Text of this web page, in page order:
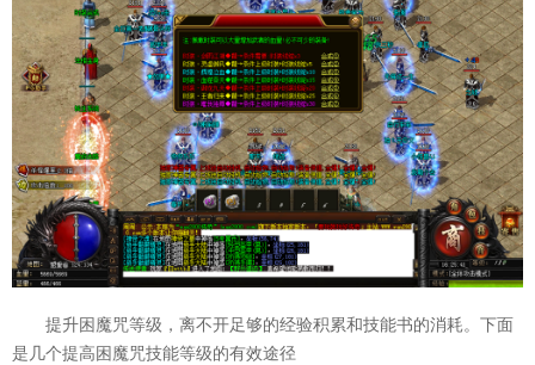
提升困魔咒等级，离不开足够的经验积累和技能书的消耗。下面
是几个提高困魔咒技能等级的有效途径